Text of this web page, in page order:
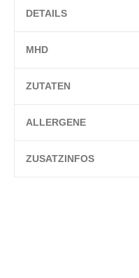
DETAILS
MHD
ZUTATEN
ALLERGENE
ZUSATZINFOS